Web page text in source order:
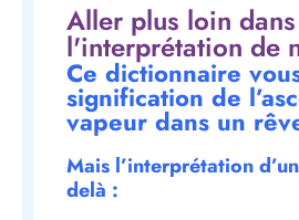
Aller plus loin dans
l'interprétation de
Ce dictionnaire
signification de
vapeur dans un
Mais l’interprétation
delà :